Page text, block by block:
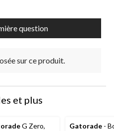
question
sur ce produit.
et plus
G Zero,
Gatorade -